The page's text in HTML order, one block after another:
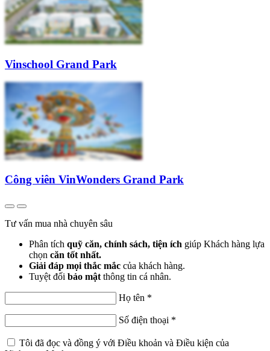
Vinschool Grand Park
Công viên VinWonders Grand Park
Tư vấn mua nhà chuyên sâu
Phân tích quỹ căn, chính sách, tiện ích giúp Khách hàng lựa
chọn căn tốt nhất.
Giải đáp mọi thắc mắc của khách hàng.
Tuyệt đối bảo mật thông tin cá nhân.
Họ tên *
Số điện thoại *
Tôi đã đọc và đồng ý với Điều khoản và Điều kiện của